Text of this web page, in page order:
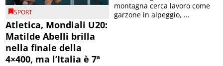
SPORT
Atletica, Mondiali U20:
Matilde Abelli brilla
nella finale della
4×400, ma l’Italia è 7ª
montagna cerca lavoro come
garzone in alpeggio, ...